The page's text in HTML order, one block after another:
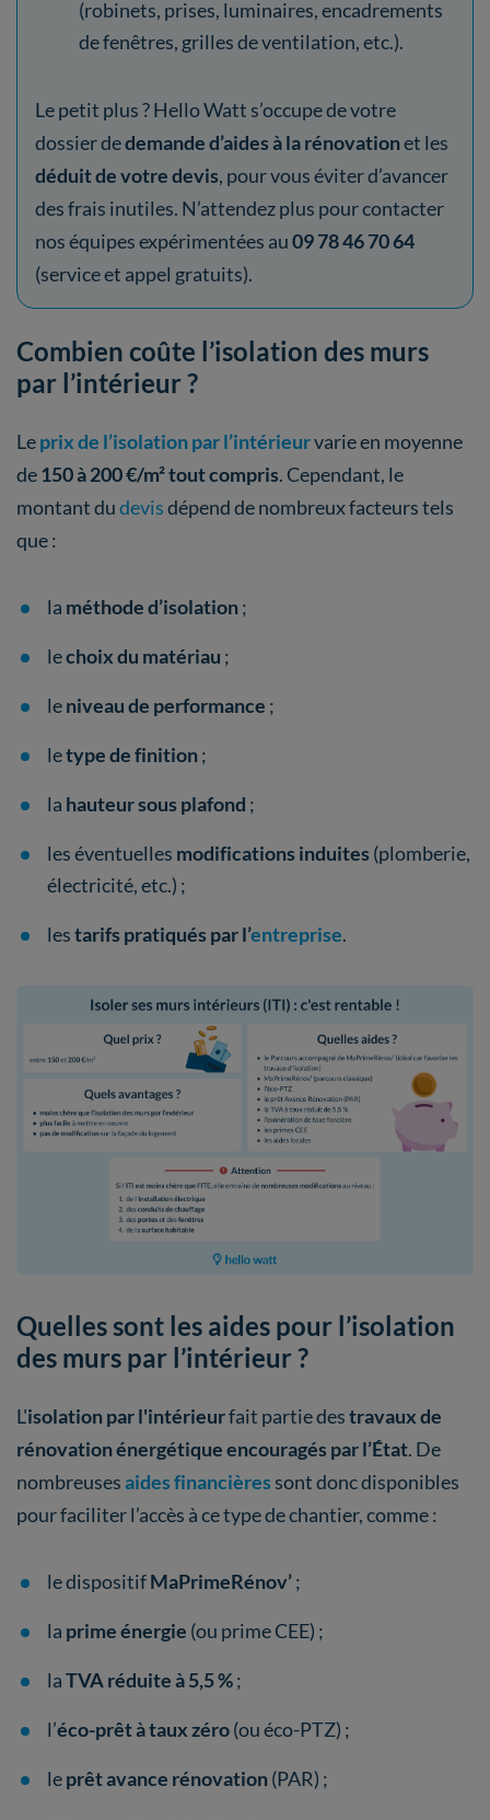
(robinets, prises, luminaires, encadrements
de fenêtres, grilles de ventilation, etc.).
Le petit plus ? Hello Watt s’occupe de votre
dossier dedemande d’aides à la rénovationet les
déduit de votre devis, pour vous éviter d’avancer
des frais inutiles. N’attendez plus pour contacter
nos équipes expérimentées au09 78 46 70 64
(service et appel gratuits).
Combien coûte l’isolation des murs
par l’intérieur ?
Leprix de l’isolation par l’intérieurvarie en moyenne
de150 à 200 €/m² tout compris. Cependant, le
montant dudevisdépend de nombreux facteurs tels
que :
la méthode d’isolation;
lechoix du matériau ;
leniveau de performance ;
letype de finition;
la hauteur sous plafond ;
les éventuelles modifications induites (plomberie,
électricité, etc.) ;
lestarifs pratiqués par l’entreprise.
Quelles sont les aides pour l’isolation
des murs par l’intérieur ?
L'isolation par l'intérieurfait partie destravaux de
rénovation énergétique encouragés par l’État. De
nombreusesaides financières sont donc disponibles
pour faciliter l’accès à ce type de chantier, comme :
le dispositifMaPrimeRénov’;
la prime énergie (ou prime CEE) ;
laTVA réduite à 5,5 %;
l’éco-prêt à taux zéro(ou éco-PTZ) ;
leprêt avance rénovation(PAR) ;